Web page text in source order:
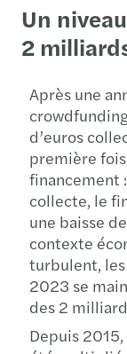
Un
2
Après une
d’euros
première
financement
collecte, le
une baisse
contexte
turbulent,
2023 se
des 2
Depuis